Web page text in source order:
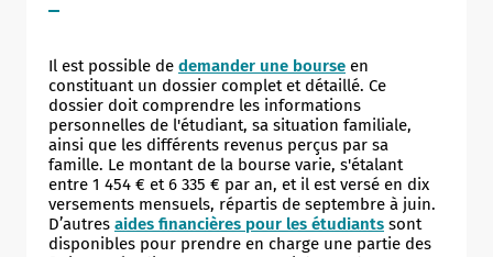
Il est possible de demander une bourse en
constituant un dossier complet et détaillé. Ce
dossier doit comprendre les informations
personnelles de l'étudiant, sa situation familiale,
ainsi que les différents revenus perçus par sa
famille. Le montant de la bourse varie, s'étalant
entre 1 454 € et 6 335 € par an, et il est versé en dix
versements mensuels, répartis de septembre à juin.
D’autres aides financières pour les étudiants sont
disponibles pour prendre en charge une partie des